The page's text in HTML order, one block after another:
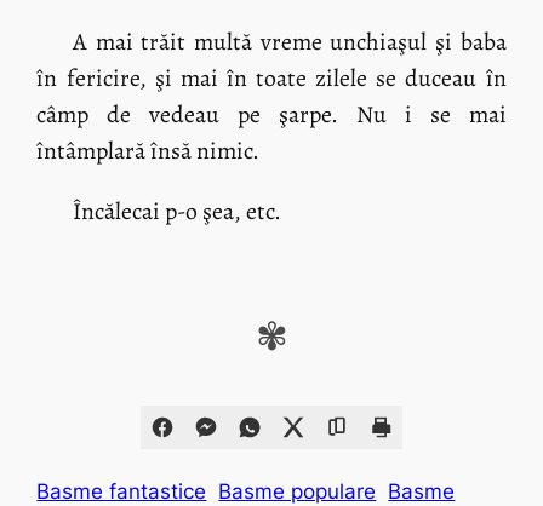
A mai trăit multă vreme unchiaşul şi baba
în fericire, şi mai în toate zilele se duceau în
câmp de vedeau pe şarpe. Nu i se mai
întâmplară însă nimic.
Încălecai p-o şea, etc.
✾
Basme fantastice Basme populare Basme